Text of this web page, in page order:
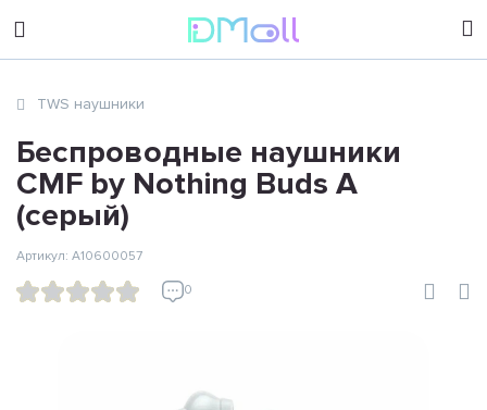
sales@dimoll.ru
TWS наушники
Беспроводные наушники
CMF by Nothing Buds A
(серый)
0
Артикул: A10600057